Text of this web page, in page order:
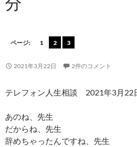
ページ: 1 2 3
2021年3月22日 2件のコメント
テレフォン人生相談 2021年3月
あのね、先生
だからね、先生
辞めちゃったんですね、先生